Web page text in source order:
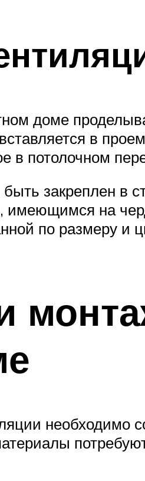
доме
в
в потолочном
закреплен в
на
по размеру
необходимо